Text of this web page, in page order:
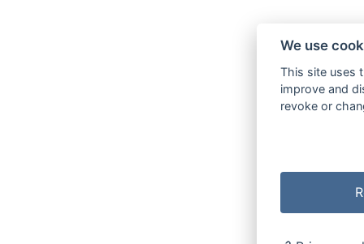
We use
This site uses
improve and
revoke or